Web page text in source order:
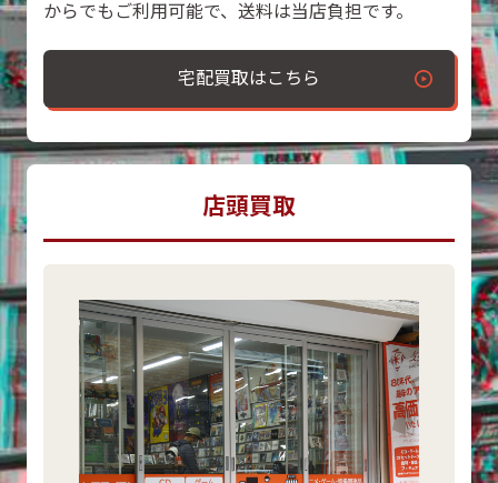
からでもご利用可能で、送料は当店負担です。
宅配買取はこちら
店頭買取